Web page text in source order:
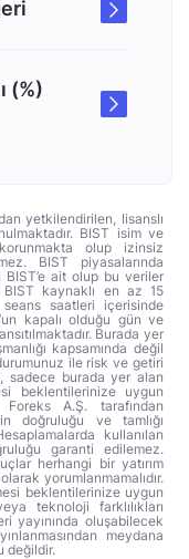
(%)
yetkilendirilen, lisanslı
BIST isim ve
olup izinsiz
BIST piyasalarında
ait olup bu veriler
BIST kaynaklı en az 15
saatleri içerisinde
kapalı olduğu gün ve
Burada yer
kapsamında değil
ile risk ve getiri
sadece burada yer alan
beklentilerinize uygun
A.Ş. tarafından
doğruluğu ve tamlığı
kullanılan
garanti edilemez.
herhangi bir yatırım
yorumlanmamalıdır.
beklentilerinize uygun
teknoloji farklılıkları
yayınında oluşabilecek
meydana
değildir.